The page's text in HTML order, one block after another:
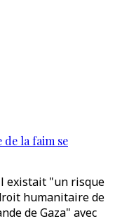
de la faim se
existait "un risque
humanitaire de
de Gaza" avec